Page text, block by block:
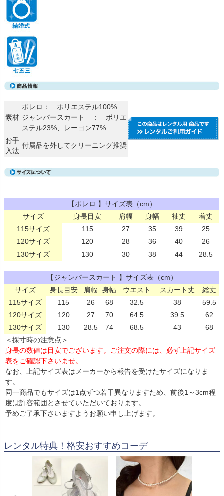
素材
ボレロ： ポリエステル100%
ジャンパースカート ： ポリエ
ステル23%、レーヨン77%
お手
入法
付属品を外してクリーニング推奨
【ボレロ 】サイズ表（cm）
サイズ
身長目安 肩幅 身幅 袖丈
着丈
115サイズ
115 27 35 39
25
120サイズ
120 28 36 40
26
130サイズ
130 30 38 44 28.5
【ジャンパースカート 】サイズ表（cm）
サイズ
身長目安 肩幅 身幅 ウエスト スカート丈
総丈
115サイズ
115 26 68 32.5 38
59.5
120サイズ
120 27 70 64.5 39.5
62
130サイズ
130 28.5 74 68.5 43
68
＜採寸時の注意点＞
身長の数値は目安でございます。ご注文の際には、必ず上記サイズ
表をご確認下さいませ。
なお、上記サイズ表はメーカーから報告を受けたサイズになりま
す。
同一商品でもサイズは1点ずつ若干異なりますため、前後1～3cm程
度は許容範囲とさせていただいております。
予めご了承下さいますようお願い申し上げます。
レンタル特典！格安おすすめコーデ